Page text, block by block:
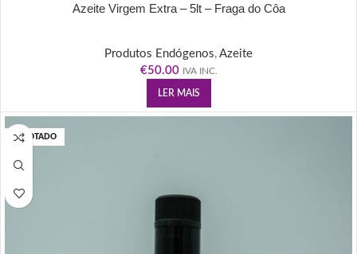
Azeite Virgem Extra – 5lt – Fraga do Côa
Produtos Endógenos, Azeite
€50.00 IVA INC.
LER MAIS
ESGOTADO